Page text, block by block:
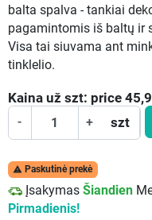
balta spalva - tankiai
pagamintomis iš baltų ir
Visa tai siuvama ant
tinklelio.
Kaina už szt: price
- + szt
 Paskutinė prekė
Įsakymas Šiandien
Pirmadienis!